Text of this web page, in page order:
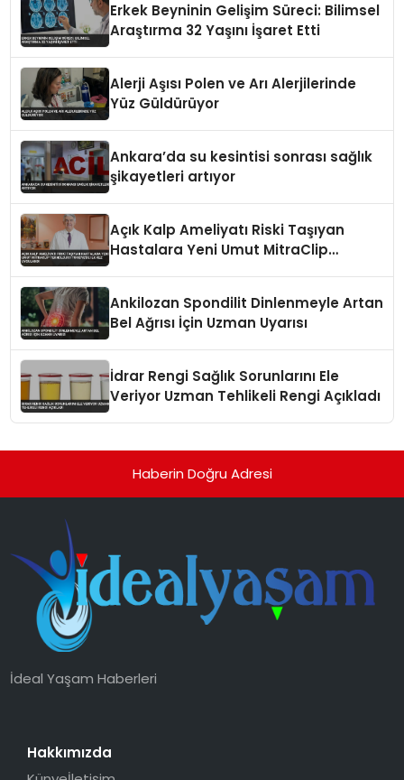
Erkek Beyninin Gelişim Süreci: Bilimsel
Araştırma 32 Yaşını İşaret Etti
Alerji Aşısı Polen ve Arı Alerjilerinde
Yüz Güldürüyor
Ankara’da su kesintisi sonrası sağlık
şikayetleri artıyor
Açık Kalp Ameliyatı Riski Taşıyan
Hastalara Yeni Umut MitraClip
Ankilozan Spondilit Dinlenmeyle Artan
Bel Ağrısı İçin Uzman Uyarısı
İdrar Rengi Sağlık Sorunlarını Ele
Veriyor Uzman Tehlikeli Rengi Açıkladı
Haberin Doğru Adresi
İdeal Yaşam Haberleri
Hakkımızda